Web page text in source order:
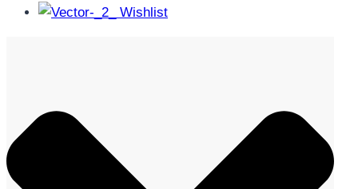
Wishlist